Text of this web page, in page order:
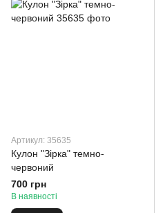
Артикул: 35635
Кулон "Зірка" темно-
червоний
700 грн
В наявності